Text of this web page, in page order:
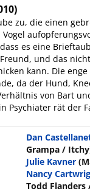
zu, die einen
es eine
und das
kann. Die
da der Hund,
von Bart
Psychiater rät der
Dan
Grampa /
Julie Kavner
Nancy
Todd